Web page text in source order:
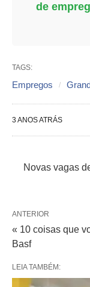
de
TAGS:
Empregos
3 ANOS ATRÁS
Novas vagas
ANTERIOR
« 10 coisas que
Basf
LEIA TAMBÉM: